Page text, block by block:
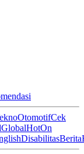
OtomotifCek
GlobalHotOn
DisabilitasBerita